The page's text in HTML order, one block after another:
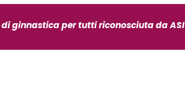
di ginnastica per tutti riconosciuta da ASI